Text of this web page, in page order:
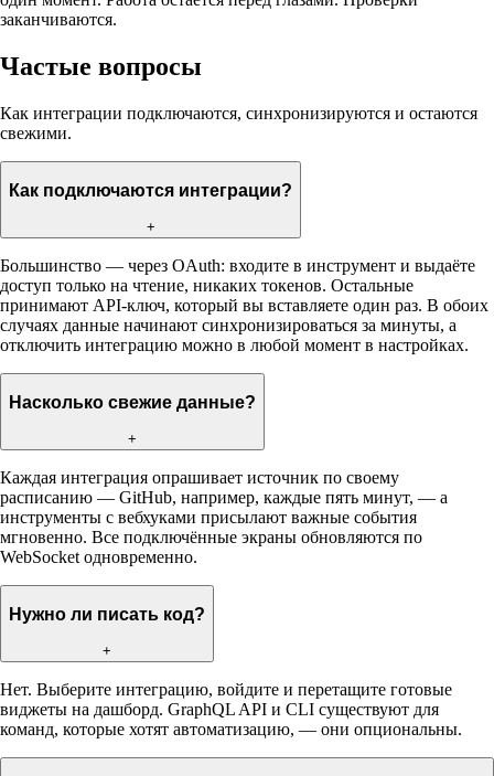
заканчиваются.
Частые вопросы
Как интеграции подключаются, синхронизируются и остаются
свежими.
Как подключаются интеграции?
+
Большинство — через OAuth: входите в инструмент и выдаёте
доступ только на чтение, никаких токенов. Остальные
принимают API-ключ, который вы вставляете один раз. В обоих
случаях данные начинают синхронизироваться за минуты, а
отключить интеграцию можно в любой момент в настройках.
Насколько свежие данные?
+
Каждая интеграция опрашивает источник по своему
расписанию — GitHub, например, каждые пять минут, — а
инструменты с вебхуками присылают важные события
мгновенно. Все подключённые экраны обновляются по
WebSocket одновременно.
Нужно ли писать код?
+
Нет. Выберите интеграцию, войдите и перетащите готовые
виджеты на дашборд. GraphQL API и CLI существуют для
команд, которые хотят автоматизацию, — они опциональны.